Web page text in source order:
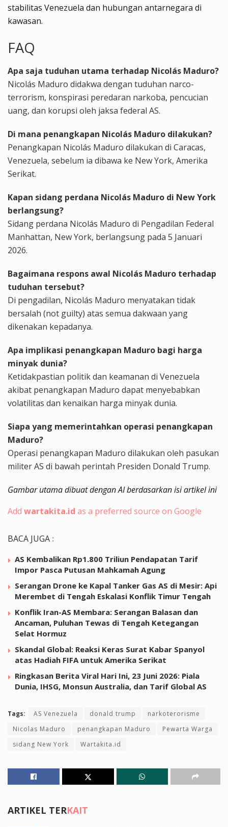
stabilitas Venezuela dan hubungan antarnegara di
kawasan.
FAQ
Apa saja tuduhan utama terhadap Nicolás Maduro?
Nicolás Maduro didakwa dengan tuduhan narco-
terrorism, konspirasi peredaran narkoba, pencucian
uang, dan korupsi oleh jaksa federal AS.
Di mana penangkapan Nicolás Maduro dilakukan?
Penangkapan Nicolás Maduro dilakukan di Caracas,
Venezuela, sebelum ia dibawa ke New York, Amerika
Serikat.
Kapan sidang perdana Nicolás Maduro di New York
berlangsung?
Sidang perdana Nicolás Maduro di Pengadilan Federal
Manhattan, New York, berlangsung pada 5 Januari
2026.
Bagaimana respons awal Nicolás Maduro terhadap
tuduhan tersebut?
Di pengadilan, Nicolás Maduro menyatakan tidak
bersalah (not guilty) atas semua dakwaan yang
dikenakan kepadanya.
Apa implikasi penangkapan Maduro bagi harga
minyak dunia?
Ketidakpastian politik dan keamanan di Venezuela
akibat penangkapan Maduro dapat menyebabkan
volatilitas dan kenaikan harga minyak dunia.
Siapa yang memerintahkan operasi penangkapan
Maduro?
Operasi penangkapan Maduro dilakukan oleh pasukan
militer AS di bawah perintah Presiden Donald Trump.
Gambar utama dibuat dengan AI berdasarkan isi artikel ini
Add wartakita.id as a preferred source on Google
BACA JUGA :
AS Kembalikan Rp1.800 Triliun Pendapatan Tarif
Impor Pasca Putusan Mahkamah Agung
Serangan Drone ke Kapal Tanker Gas AS di Mesir: Api
Merembet di Tengah Eskalasi Konflik Timur Tengah
Konflik Iran-AS Membara: Serangan Balasan dan
Ancaman, Puluhan Tewas di Tengah Ketegangan
Selat Hormuz
Skandal Global: Reaksi Keras Surat Kabar Spanyol
atas Hadiah FIFA untuk Amerika Serikat
Ringkasan Berita Viral Hari Ini, 23 Juni 2026: Piala
Dunia, IHSG, Monsun Australia, dan Tarif Global AS
Tags: AS Venezuela donald trump
narkoterorisme
Nicolas Maduro
penangkapan Maduro
Pewarta Warga
sidang New York
Wartakita.id
ARTIKEL TERKAIT